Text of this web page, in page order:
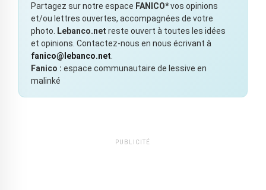
Partagez sur notre espace FANICO*vos opinions
et/ou lettres ouvertes, accompagnées de votre
photo.
Lebanco.net reste ouvert à toutes les idées
et opinions. Contactez-nous en nous écrivant à
fanico@lebanco.net
Fanico : espace communautaire de lessive en
malinké
PUBLICITÉ